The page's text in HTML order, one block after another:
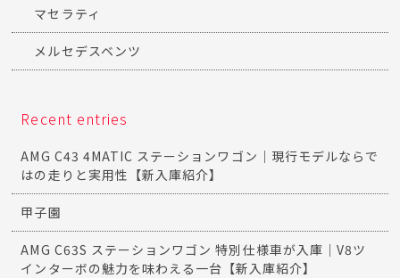
マセラティ
メルセデスベンツ
Recent entries
AMG C43 4MATIC ステーションワゴン｜現行モデルならで
はの走りと実用性【新入庫紹介】
甲子園
AMG C63S ステーションワゴン 特別仕様車が入庫｜V8ツ
インターボの魅力を味わえる一台【新入庫紹介】